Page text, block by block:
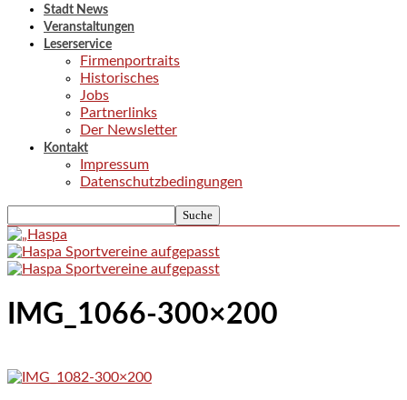
Stadt News
Veranstaltungen
Leserservice
Firmenportraits
Historisches
Jobs
Partnerlinks
Der Newsletter
Kontakt
Impressum
Datenschutzbedingungen
IMG_1066-300×200